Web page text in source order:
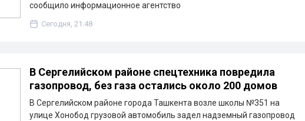
сообщило информационное агентство
Сегодня, 21:48
В Сергелийском районе спецтехника повредила
газопровод, без газа остались около 200 домов
В Сергелийском районе города Ташкента возле школы №351 на
улице Хонобод грузовой автомобиль задел надземный газопровод